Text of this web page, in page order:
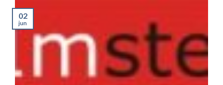
02
jun